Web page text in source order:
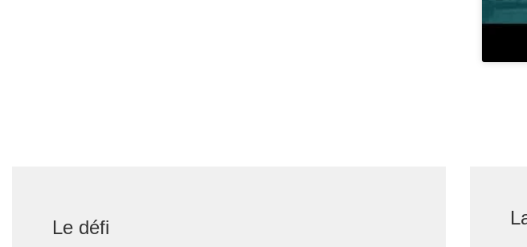
Le défi